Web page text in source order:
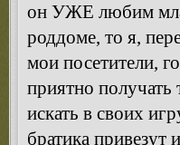
он УЖЕ любим
роддоме, то я,
мои посетители,
приятно получать
искать в своих
братика